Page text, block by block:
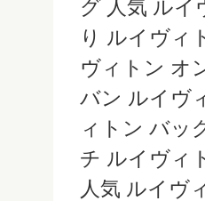
グ 人気 ルイ
り ルイヴィ
ヴィトン オ
バン ルイヴ
ィトン バッ
チ ルイヴィ
人気 ルイヴ